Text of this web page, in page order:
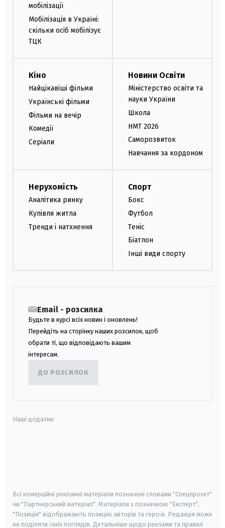
мобілізації
Мобілізація в Україні:
скільки осіб мобілізує
ТЦК
Кіно
Найцікавіші фільми
Українські фільми
Фільми на вечір
Комедії
Серіали
Новини Освіти
Міністерство освіти та
науки України
Школа
НМТ 2026
Саморозвиток
Навчання за кордоном
Нерухомість
Аналітика ринку
Купівля житла
Тренди і натхнення
Спорт
Бокс
Футбол
Теніс
Біатлон
Інші види спорту
Email - розсилка
Будьте в курсі всіх новин і оновлень!
Перейдіть на сторінку наших розсилок, щоб
обрати ті, що відповідають вашим
інтересам.
ДО РОЗСИЛОК
Наші додатки:
Всі комерційні рекламні матеріали позначені словами "Спецпроєкт"
чи "Партнерський матеріал". Матеріали з позначкою "Експерт",
"Позиція" відображають позицію авторів та героїв. Редакція може
не поділяти їхніх поглядів. Детальніше щодо реклами та правил